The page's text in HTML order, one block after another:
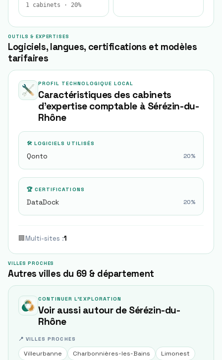
1 cabinets · 20%
OUTILS & EXPERTISES
Logiciels, langues, certifications et modèles
tarifaires
PROFIL TECHNOLOGIQUE LOCAL
Caractéristiques des cabinets
d'expertise comptable à Sérézin-du-
Rhône
🛠 LOGICIELS UTILISÉS
Qonto 20%
🏆 CERTIFICATIONS
DataDock 20%
🏢 Multi-sites :1
VILLES PROCHES
Autres villes du 69 & département
CONTINUER L'EXPLORATION
Voir aussi autour de Sérézin-du-
Rhône
📍 VILLES PROCHES
Villeurbanne Charbonnières-les-Bains Limonest